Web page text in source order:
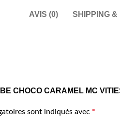
AVIS (0) SHIPPING &
CHOCO CARAMEL MC
sont indiqués avec *